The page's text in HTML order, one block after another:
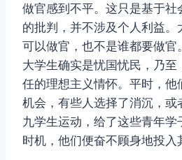
做官感到不平。这只是基于社
的批判，并不涉及个人利益
可以做官，也不是谁都要做官
大学生确实是忧国忧民，乃至
任的理想主义情怀。平时，他
机会，有些人选择了消沉，或
九学生运动，给了这些青年学
时机，他们便奋不顾身地投入